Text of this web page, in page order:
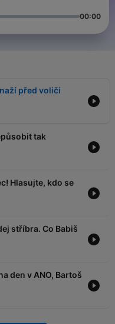
00:00
před voliči
tak
Hlasujte, kdo se
stříbra. Co Babiš
den v ANO, Bartoš